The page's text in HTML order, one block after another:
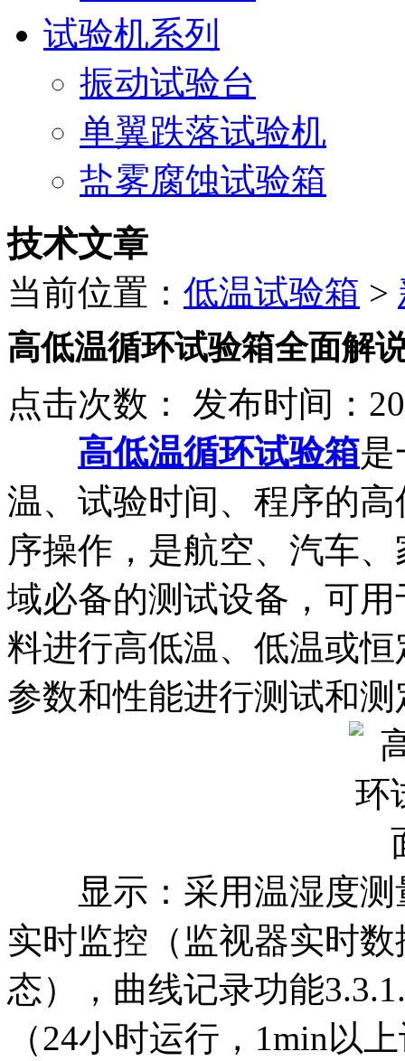
试验机系列
振动试验台
单翼跌落试验机
盐雾腐蚀试验箱
技术文章
当前位置： 低温试验箱 >
高低温循环试验箱全面解
点击次数：
发布时间：
高低温循环试验箱是
温、试验时间、程序的
序操作，是航空、汽车
域必备的测试设备，可
料进行高低温、低温或
参数和性能进行测试和测
显示：采用温湿度测
实时监控（监视器实时
态），曲线记录功能
（24小时运行，1min以